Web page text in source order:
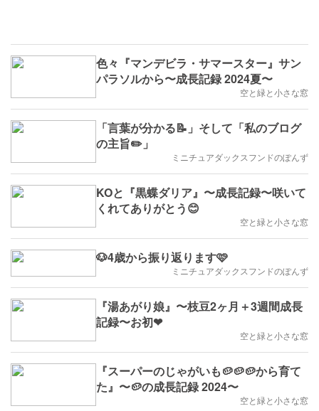
色々『マンデビラ・サマースター』サン
パラソルから〜成長記録 2024夏〜
空と緑と小さな窓
「言葉が分かる📝」そして「私のブログ
の主旨✏️」
ミニチュアダックスフンドのぽんず
KOと『黒蝶ダリア』〜成長記録〜咲いて
くれてありがとう😊
空と緑と小さな窓
🐶4歳から振り返ります🩷
ミニチュアダックスフンドのぽんず
『湯あがり娘』〜枝豆2ヶ月＋3週間成長
記録〜お初❤
空と緑と小さな窓
『スーパーのじゃがいも🥔🥔🥔から育て
た』〜🥔の成長記録 2024〜
空と緑と小さな窓